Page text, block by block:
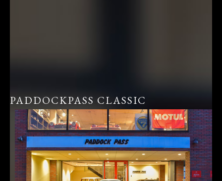
PADDOCKPASS CLASSIC